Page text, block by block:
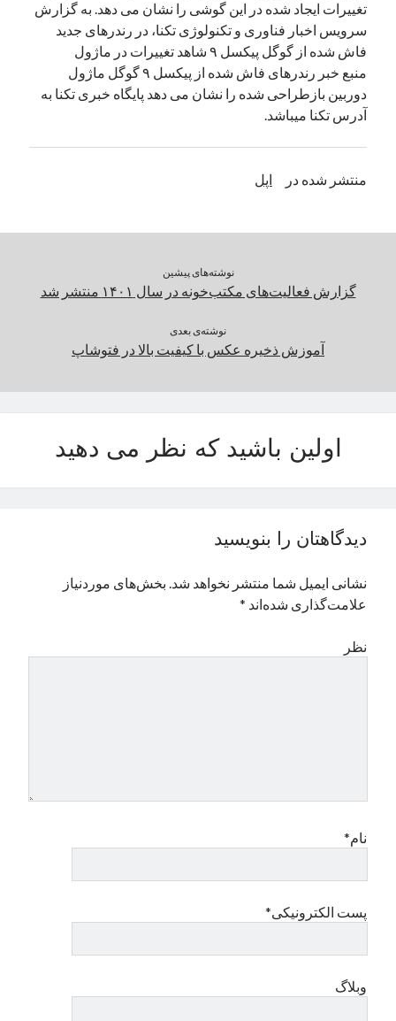
مارس 2024
فوریه 2024
ژانویه 2024
دسامبر 2023
نوامبر 2023
اکتبر 2023
سپتامبر 2023
جولای 2023
دسته‌ها
اپل
تغییرات ایجاد شده در این گوشی را نشان می دهد. به گزارش
سرویس اخبار فناوری و تکنولوژی تکنا، در رندرهای جدید
فاش شده از گوگل پیکسل ۹ شاهد تغییرات در ماژول
منبع خبر رندرهای فاش شده از پیکسل ۹ گوگل ماژول
دوربین بازطراحی شده را نشان می دهد پایگاه خبری تکنا به
آدرس تکنا میباشد.
منتشر شده در اپل
نوشته‌های پیشین
گزارش فعالیت‌های مکتب‌خونه در سال ۱۴۰۱ منتشر شد
نوشته‌ی بعدی
آموزش ذخیره عکس با کیفیت بالا در فتوشاپ
اولین باشید که نظر می دهید
دیدگاهتان را بنویسید
نشانی ایمیل شما منتشر نخواهد شد. بخش‌های موردنیاز
علامت‌گذاری شده‌اند *
نظر
نام*
پست الکترونیکی*
وبلاگ